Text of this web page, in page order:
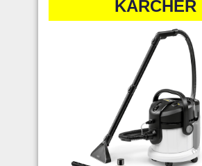
KARCHER